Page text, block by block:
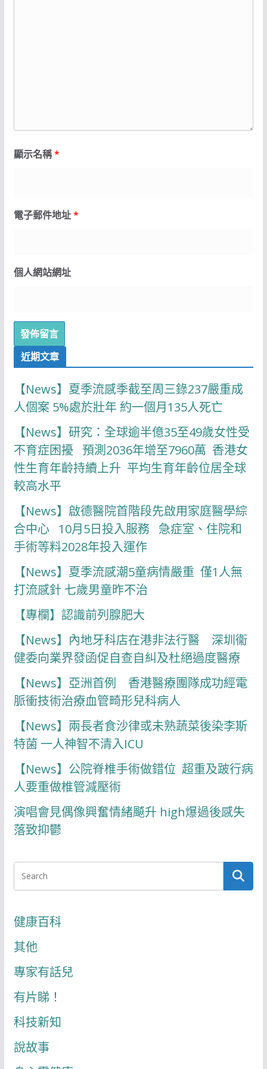
顯示名稱*
電子郵件地址*
個人網站網址
近期文章
【News】夏季流感季截至周三錄237嚴重成
人個案 5%處於壯年 約一個月135人死亡
【News】研究：全球逾半億35至49歲女性受
不育症困擾 預測2036年增至7960萬 香港女
性生育年齡持續上升 平均生育年齡位居全球
較高水平
【News】啟德醫院首階段先啟用家庭醫學綜
合中心 10月5日投入服務 急症室、住院和
手術等料2028年投入運作
【News】夏季流感潮5童病情嚴重 僅1人無
打流感針 七歲男童昨不治
【專欄】認識前列腺肥大
【News】內地牙科店在港非法行醫 深圳衞
健委向業界發函促自查自糾及杜絕過度醫療
【News】亞洲首例 香港醫療團隊成功經電
脈衝技術治療血管畸形兒科病人
【News】兩長者食沙律或未熟蔬菜後染李斯
特菌 一人神智不清入ICU
【News】公院脊椎手術做錯位 超重及跛行病
人要重做椎管減壓術
演唱會見偶像興奮情緒飇升 high爆過後感失
落致抑鬱
健康百科
其他
專家有話兒
有片睇！
科技新知
說故事